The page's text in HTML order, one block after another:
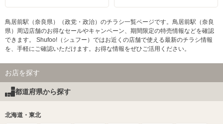
鳥居前駅（奈良県）（政党・政治）のチラシ一覧ページです。鳥居前駅（奈良
県）周辺店舗のお得なセールやキャンペーン、期間限定の特売情報などを確認
できます。 Shufoo!（シュフー）ではお近くの店舗で使える最新のチラシ情報
を、手軽にご確認いただけます。お得な情報をぜひご活用ください。
お店を探す
都道府県から探す
北海道・東北